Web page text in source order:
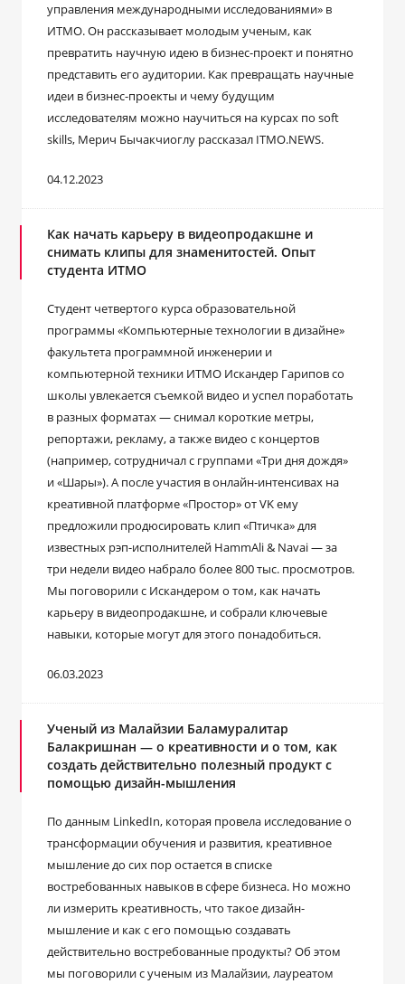
управления международными исследованиями» в
ИТМО. Он рассказывает молодым ученым, как
превратить научную идею в бизнес-проект и понятно
представить его аудитории. Как превращать научные
идеи в бизнес-проекты и чему будущим
исследователям можно научиться на курсах по soft
skills, Мерич Бычакчиоглу рассказал ITMO.NEWS.
04.12.2023
Как начать карьеру в видеопродакшне и
снимать клипы для знаменитостей. Опыт
студента ИТМО
Студент четвертого курса образовательной
программы «Компьютерные технологии в дизайне»
факультета программной инженерии и
компьютерной техники ИТМО Искандер Гарипов со
школы увлекается съемкой видео и успел поработать
в разных форматах ― снимал короткие метры,
репортажи, рекламу, а также видео с концертов
(например, сотрудничал с группами «Три дня дождя»
и «Шары»). А после участия в онлайн-интенсивах на
креативной платформе «Простор» от VK ему
предложили продюсировать клип «Птичка» для
известных рэп-исполнителей HammAli & Navai ― за
три недели видео набрало более 800 тыс. просмотров.
Мы поговорили с Искандером о том, как начать
карьеру в видеопродакшне, и собрали ключевые
навыки, которые могут для этого понадобиться.
06.03.2023
Ученый из Малайзии Баламуралитар
Балакришнан ― о креативности и о том, как
создать действительно полезный продукт с
помощью дизайн-мышления
По данным LinkedIn, которая провела исследование о
трансформации обучения и развития, креативное
мышление до сих пор остается в списке
востребованных навыков в сфере бизнеса. Но можно
ли измерить креативность, что такое дизайн-
мышление и как с его помощью создавать
действительно востребованные продукты? Об этом
мы поговорили с ученым из Малайзии, лауреатом